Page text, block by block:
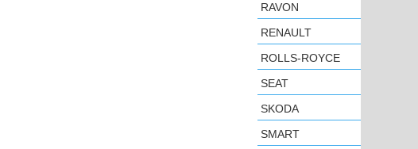
RAVON
RENAULT
ROLLS-ROYCE
SEAT
SKODA
SMART